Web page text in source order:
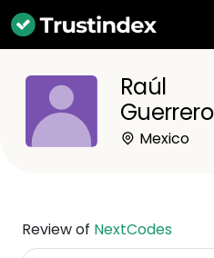
Raúl
Guerrero
Mexico
Review of NextCodes